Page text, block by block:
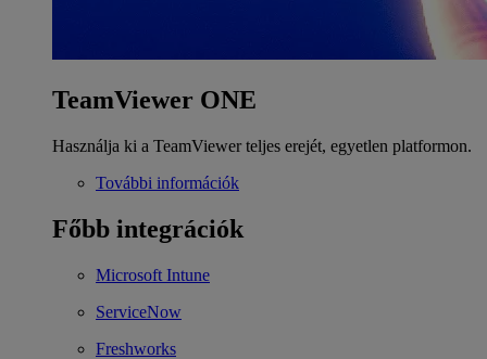
TeamViewer ONE
Használja ki a TeamViewer teljes erejét, egyetlen platformon.
További információk
Főbb integrációk
Microsoft Intune
ServiceNow
Freshworks